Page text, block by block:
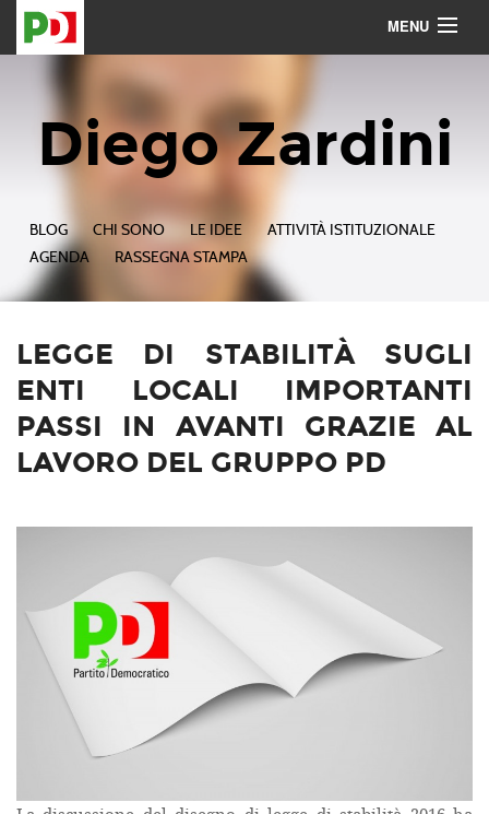
MENU
Diego Zardini
BLOG CHI SONO LE IDEE
ATTIVITÀ ISTITUZIONALE
AGENDA
RASSEGNA STAMPA
LEGGE DI STABILITÀ SUGLI
ENTI LOCALI IMPORTANTI
PASSI IN AVANTI GRAZIE AL
LAVORO DEL GRUPPO PD